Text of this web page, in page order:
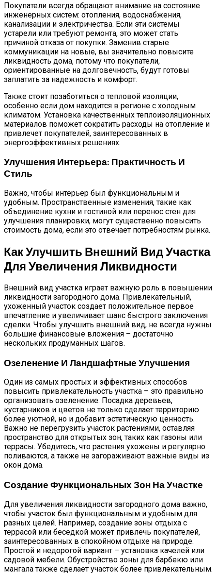
Покупатели всегда обращают внимание на состояние
инженерных систем: отопления, водоснабжения,
канализации и электричества. Если эти системы
устарели или требуют ремонта, это может стать
причиной отказа от покупки. Заменив старые
коммуникации на новые, вы значительно повысите
ликвидность дома, потому что покупатели,
ориентированные на долговечность, будут готовы
заплатить за надежность и комфорт.
Также стоит позаботиться о тепловой изоляции,
особенно если дом находится в регионе с холодным
климатом. Установка качественных теплоизоляционных
материалов поможет сократить расходы на отопление и
привлечет покупателей, заинтересованных в
энергоэффективных решениях.
Улучшения Интерьера: Практичность И
Стиль
Важно, чтобы интерьер был функциональным и
удобным. Пространственные изменения, такие как
объединение кухни и гостиной или перенос стен для
улучшения планировки, могут существенно повысить
стоимость дома, если это отвечает потребностям рынка.
Как Улучшить Внешний Вид Участка
Для Увеличения Ликвидности
Внешний вид участка играет важную роль в повышении
ликвидности загородного дома. Привлекательный,
ухоженный участок создает положительное первое
впечатление и увеличивает шанс быстрого заключения
сделки. Чтобы улучшить внешний вид, не всегда нужны
большие финансовые вложения – достаточно
нескольких продуманных шагов.
Озеленение И Ландшафтные Улучшения
Один из самых простых и эффективных способов
повысить привлекательность участка – это правильно
организовать озеленение. Посадка деревьев,
кустарников и цветов не только сделает территорию
более уютной, но и добавит эстетическую ценность.
Важно не перегрузить участок растениями, оставляя
пространство для открытых зон, таких как газоны или
террасы. Убедитесь, что растения ухожены и регулярно
поливаются, а также не загораживают важные виды из
окон дома.
Создание Функциональных Зон На Участке
Для увеличения ликвидности загородного дома важно,
чтобы участок был функциональным и удобным для
разных целей. Например, создание зоны отдыха с
террасой или беседкой может привлечь покупателей,
заинтересованных в спокойном отдыхе на природе.
Простой и недорогой вариант – установка качелей или
садовой мебели. Обустройство зоны для барбекю или
мангала также сделает участок более привлекательным.